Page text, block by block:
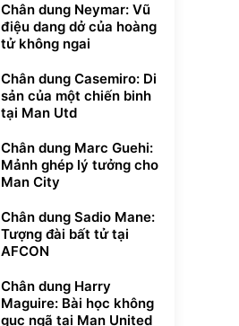
Xe đạp điện trợ
lực G-Force C14
gấp gọn bỏ cốp
9.900.000 đ
7.092.000
Đang xem nhiều
G-FORCE VIETNA
Chân dung Neymar: Vũ
điệu dang dở của hoàng
tử không ngai
Chân dung Casemiro: Di
sản của một chiến binh
tại Man Utd
Chân dung Marc Guehi:
Mảnh ghép lý tưởng cho
Man City
Chân dung Sadio Mane:
Tượng đài bất tử tại
AFCON
Chân dung Harry
Maguire: Bài học không
gục ngã tại Man United